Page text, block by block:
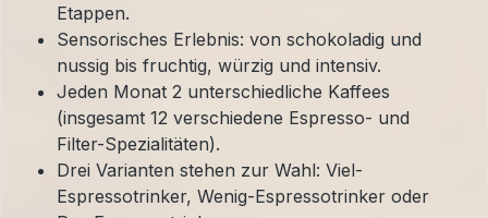
Etappen.
Sensorisches Erlebnis: von schokoladig und
nussig bis fruchtig, würzig und intensiv.
Jeden Monat 2 unterschiedliche Kaffees
(insgesamt 12 verschiedene Espresso- und
Filter-Spezialitäten).
Drei Varianten stehen zur Wahl: Viel-
Espressotrinker, Wenig-Espressotrinker oder